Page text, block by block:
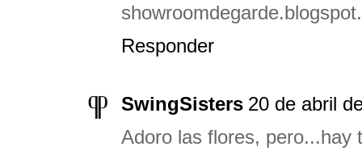
Responder
SwingSisters 20 de abril
Adoro las flores, pero...hay